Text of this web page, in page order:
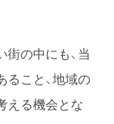
の中にも、当
こと、地域の
える機会とな